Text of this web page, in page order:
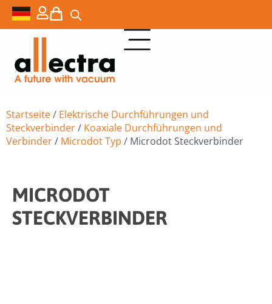
Startseite/ Elektrische Durchführungen und
Steckverbinder/ Koaxiale Durchführungen und
Verbinder/ Microdot Typ / Microdot Steckverbinder
MICRODOT
STECKVERBINDER